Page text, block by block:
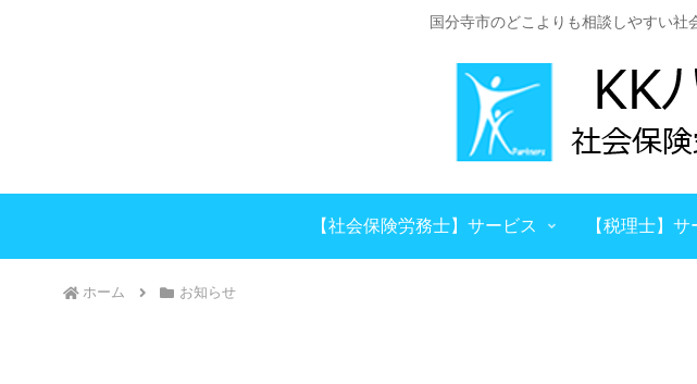
国分寺市のどこよりも相談しやすい
【社会保険労務士】サービス 【税理士】サ
ホーム お知らせ